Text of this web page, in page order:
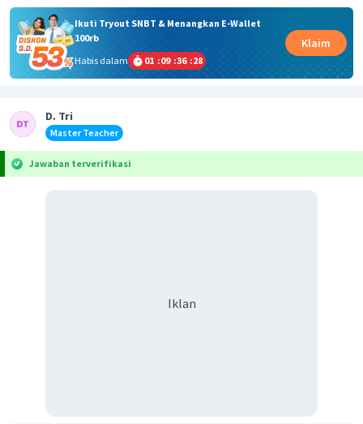
Ikuti Tryout SNBT & Menangkan E-Wallet
100rb
Habis dalam
01 :09 :36 :28
Klaim
D. Tri
Master Teacher
Jawaban terverifikasi
Iklan